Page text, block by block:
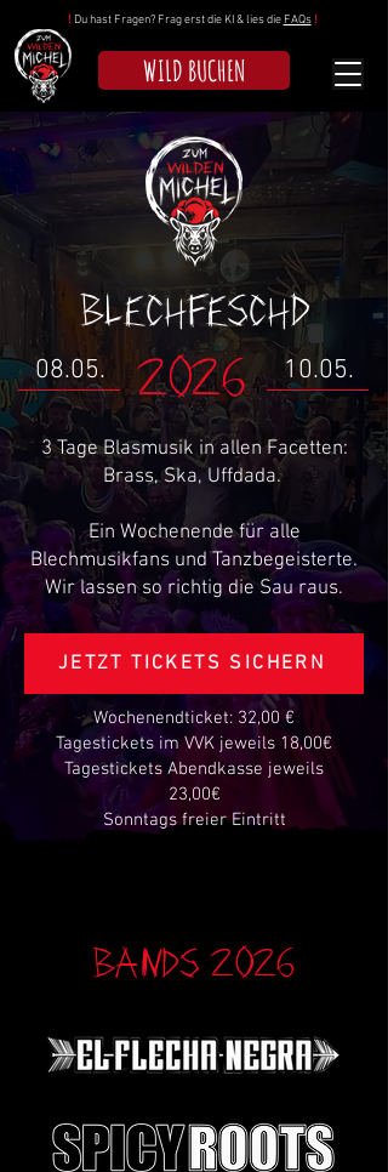
! Du hast Fragen? Frag erst die KI & lies die FAQs !
WILD BUCHEN
Blechfeschd
08.05. 2026 10.05.
3 Tage Blasmusik in allen Facetten:
Brass, Ska, Uffdada.
Ein Wochenende für alle
Blechmusikfans und Tanzbegeisterte.
Wir lassen so richtig die Sau raus.
JETZT TICKETS SICHERN
Wochenendticket: 32,00 €
Tagestickets im VVK jeweils 18,00€
Tagestickets Abendkasse jeweils
23,00€
Sonntags freier Eintritt
Bands 2026